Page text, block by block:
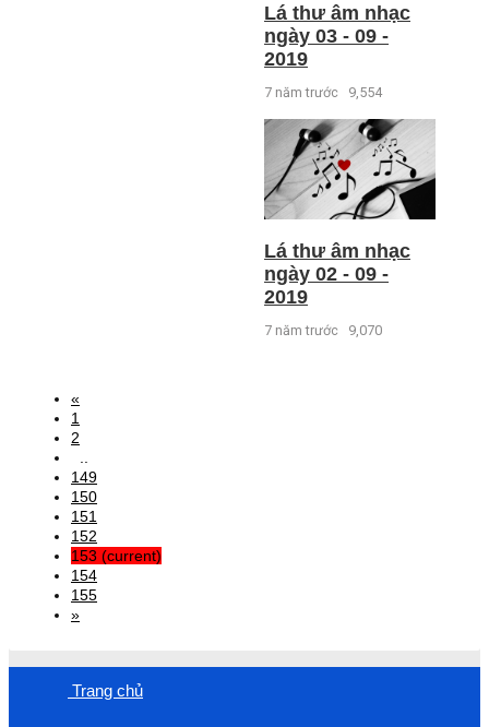
Lá thư âm nhạc
ngày 03 - 09 -
2019
7 năm trước 9,554
Lá thư âm nhạc
ngày 02 - 09 -
2019
7 năm trước 9,070
«
1
2
149
150
151
152
153 (current)
154
155
»
Trang chủ